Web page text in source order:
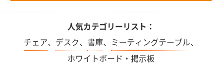
人気カテゴリーリスト：
チェア、 デスク、 書庫、 ミーティングテーブル、
ホワイトボード・掲示板